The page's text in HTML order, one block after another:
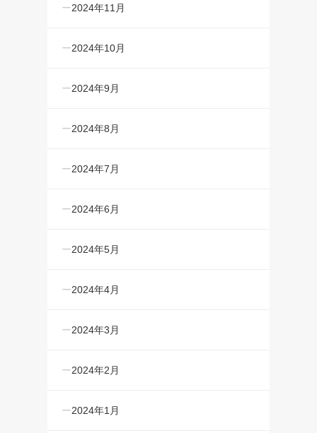
2024年11月
2024年10月
2024年9月
2024年8月
2024年7月
2024年6月
2024年5月
2024年4月
2024年3月
2024年2月
2024年1月